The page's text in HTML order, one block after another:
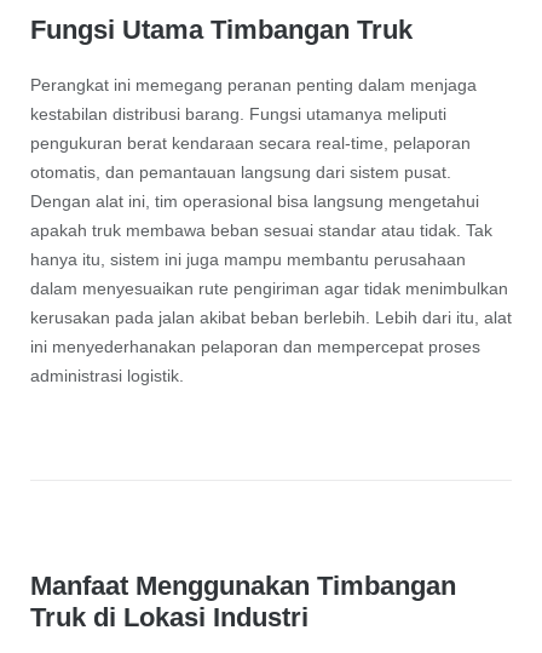
Fungsi Utama Timbangan Truk
Perangkat ini memegang peranan penting dalam menjaga
kestabilan distribusi barang. Fungsi utamanya meliputi
pengukuran berat kendaraan secara real-time, pelaporan
otomatis, dan pemantauan langsung dari sistem pusat.
Dengan alat ini, tim operasional bisa langsung mengetahui
apakah truk membawa beban sesuai standar atau tidak. Tak
hanya itu, sistem ini juga mampu membantu perusahaan
dalam menyesuaikan rute pengiriman agar tidak menimbulkan
kerusakan pada jalan akibat beban berlebih. Lebih dari itu, alat
ini menyederhanakan pelaporan dan mempercepat proses
administrasi logistik.
Manfaat Menggunakan Timbangan
Truk di Lokasi Industri